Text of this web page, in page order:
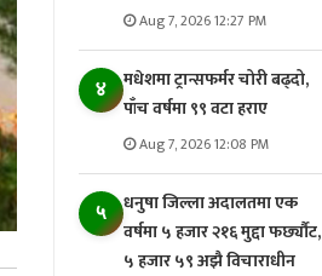
Aug 7, 2026 12:27 PM
४
मधेशमा ट्रान्सफर्मर चोरी बढ्दो,
पाँच वर्षमा ९९ वटा हराए
Aug 7, 2026 12:08 PM
५
धनुषा जिल्ला अदालतमा एक
वर्षमा ५ हजार २१६ मुद्दा फर्छ्यौट,
५ हजार ५९ अझै विचाराधीन